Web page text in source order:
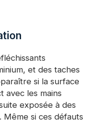
et des taches
si la surface
avec les mains
exposée à des
Même si ces défauts